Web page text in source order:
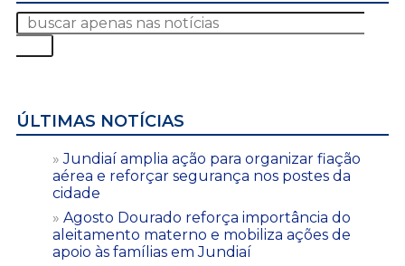
ÚLTIMAS NOTÍCIAS
Jundiaí amplia ação para organizar fiação
aérea e reforçar segurança nos postes da
cidade
Agosto Dourado reforça importância do
aleitamento materno e mobiliza ações de
apoio às famílias em Jundiaí